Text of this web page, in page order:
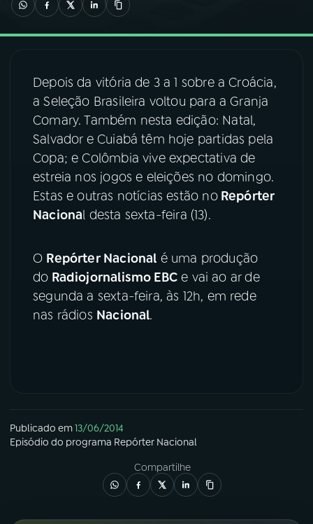
03PROGRAMAÇÃO
04PROGRAMAS
PODCASTS
06VIDEOCASTS
FESTIVAL DE MÚSICA
ACOMPANHE A RÁDIO NACIONAL
Depois da vitória de 3 a 1 sobre a Croácia,
a Seleção Brasileira voltou para a Granja
Comary. Também nesta edição: Natal,
Salvador e Cuiabá têm hoje partidas pela
Copa; e Colômbia vive expectativa de
estreia nos jogos e eleições no domingo.
Estas e outras notícias estão noRepórter
Nacional desta sexta-feira (13).
O Repórter Nacional é uma produção
do Radiojornalismo EBCe vai ao ar de
segunda a sexta-feira, às 12h, em rede
nas rádios Nacional.
Publicado em13/06/2014
Episódio do programa Repórter Nacional
Compartilhe